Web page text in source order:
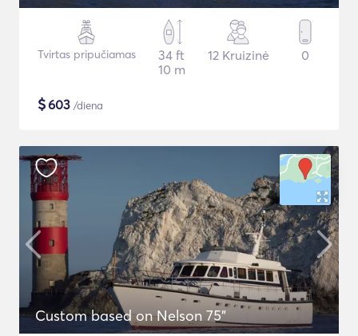
Tvirtas pripučiamas
34 ft
10 m
12 Kruizinė 0
$603 /diena
Custom based on Nelson 75"